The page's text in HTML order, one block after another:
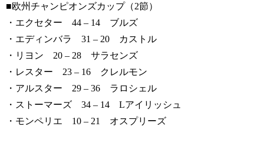
■欧州チャンピオンズカップ（2節）
・エクセター 44 – 14 ブルズ
・エディンバラ 31 – 20 カストル
・リヨン 20 – 28 サラセンズ
・レスター 23 – 16 クレルモン
・アルスター 29 – 36 ラロシェル
・ストーマーズ 34 – 14 Lアイリッシュ
・モンペリエ 10 – 21 オスプリーズ